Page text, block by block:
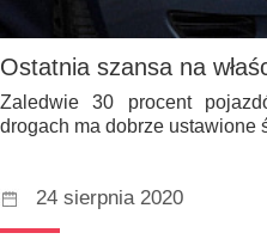
Ostatnia szansa na
Zaledwie 30 procent
drogach ma dobrze ustawione
24 sierpnia 2020